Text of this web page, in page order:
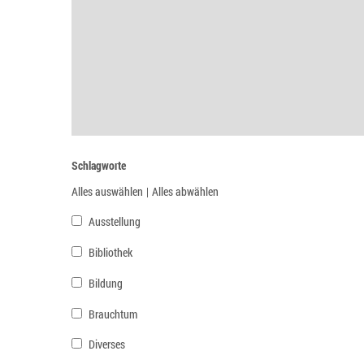
Schlagworte
Alles auswählen | Alles abwählen
Ausstellung
Bibliothek
Bildung
Brauchtum
Diverses